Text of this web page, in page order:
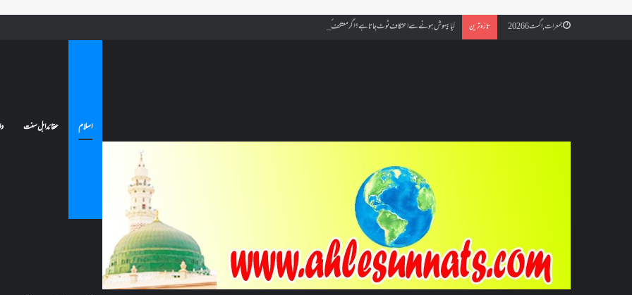
جمعرات, اگست 6 2026 تازہ ترین کیا بیہوش ہونے سے اعتکاف ٹوٹ جاتا ہے؟ اگر معتکف کو احتلام ہو جائے تو کیا اس کا اعتکاف ٹوٹ جائے گا؟فنائے مسجد کسے کہتے ہیں ، اور کیا معتکف فنائے مسجد میں جا سکتا ہے؟
اسلام عقائد اہل سنت